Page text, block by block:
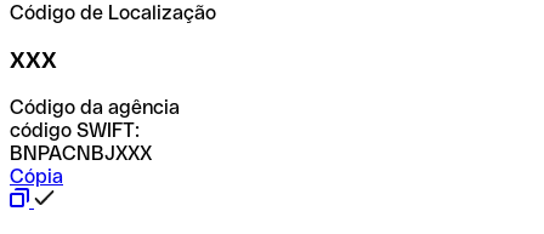
Código de Localização
XXX
Código da agência
código SWIFT:
BNPACNBJXXX
Cópia